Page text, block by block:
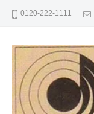
0120-222-1111